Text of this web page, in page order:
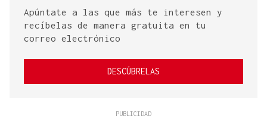
Apúntate a las que más te interesen y
recíbelas de manera gratuita en tu
correo electrónico
DESCÚBRELAS